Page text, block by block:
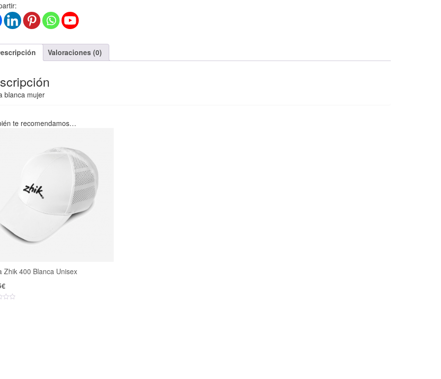
Valoraciones (0)
blanca mujer
te recomendamos…
Zhik 400 Blanca Unisex
€